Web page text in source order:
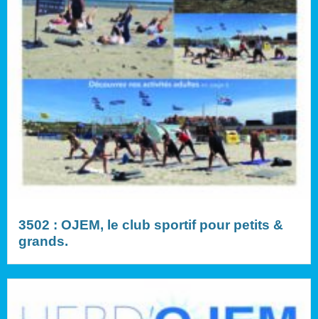
3502 : OJEM, le club sportif pour petits &
grands.